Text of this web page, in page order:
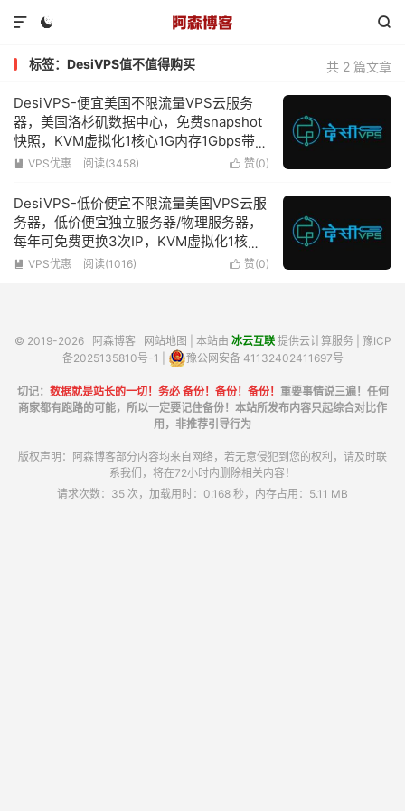
 

共 2 篇文章
标签：DesiVPS值不值得购买
DesiVPS-便宜美国不限流量VPS云服务
器，美国洛杉矶数据中心，免费snapshot
快照，KVM虚拟化1核心1G内存1Gbps带宽
不限流量低至$18.99/年
 赞(0)
 VPS优惠 阅读(3458)
DesiVPS-低价便宜不限流量美国VPS云服
务器，低价便宜独立服务器/物理服务器，
每年可免费更换3次IP，KVM虚拟化1核心
2G内存1Gbps带宽低至$22/年
 赞(0)
 VPS优惠 阅读(1016)
© 2019-2026 阿森博客 网站地图 | 本站由 冰云互联提供云计算服务 | 豫ICP
备2025135810号-1
豫公网安备 41132402411697号
切记： 数据就是站长的一切！务必 备份！备份！备份！ 重要事情说三遍！任何
商家都有跑路的可能，所以一定要记住备份！本站所发布内容只起综合对比作
用，非推荐引导行为
版权声明：阿森博客部分内容均来自网络，若无意侵犯到您的权利，请及时联
系我们，将在72小时内删除相关内容！
请求次数：35 次，加载用时：0.168 秒，内存占用：5.11 MB